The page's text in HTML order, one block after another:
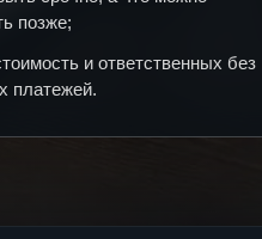
позже;
и ответственных без
платежей.